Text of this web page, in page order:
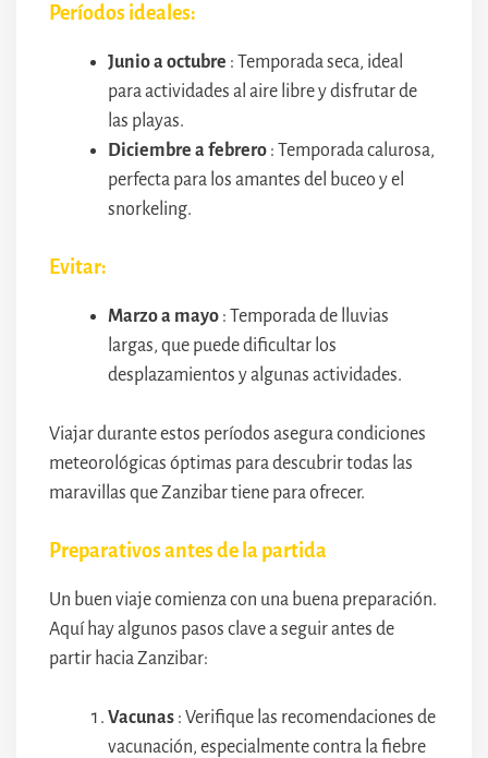
Períodos ideales:
Junio a octubre : Temporada seca, ideal
para actividades al aire libre y disfrutar de
las playas.
Diciembre a febrero : Temporada calurosa,
perfecta para los amantes del buceo y el
snorkeling.
Evitar:
Marzo a mayo : Temporada de lluvias
largas, que puede dificultar los
desplazamientos y algunas actividades.
Viajar durante estos períodos asegura condiciones
meteorológicas óptimas para descubrir todas las
maravillas que Zanzibar tiene para ofrecer.
Preparativos antes de la partida
Un buen viaje comienza con una buena preparación.
Aquí hay algunos pasos clave a seguir antes de
partir hacia Zanzibar:
Vacunas : Verifique las recomendaciones de
vacunación, especialmente contra la fiebre